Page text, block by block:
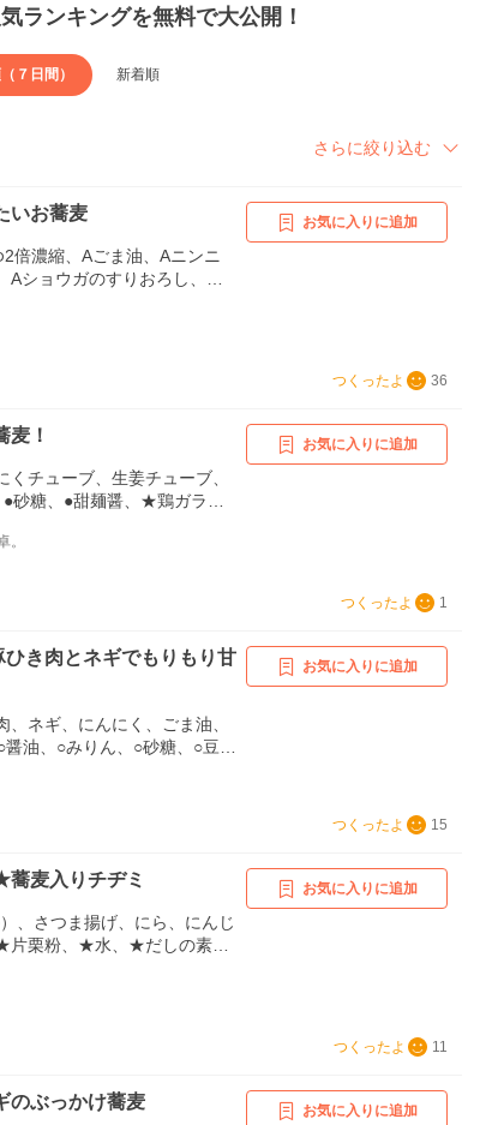
ランキングを無料で大公開！
７日間） 新着順
さらに絞り込む
いお蕎麦
倍濃縮、Aごま油、Aニンニ
Aショウガのすりおろし、温
お気に入りに追加
つくったよ 36
麦！
くチューブ、生姜チューブ、
砂糖、●甜麺醤、★鶏ガラス
整豆乳（なければ牛乳）、
。
お気に入りに追加
つくったよ 1
き肉とネギでもりもり甘
、ネギ、にんにく、ごま油、
油、○みりん、○砂糖、○豆板
お気に入りに追加
つくったよ 15
麦入りチヂミ
、さつま揚げ、にら、にんじ
片栗粉、★水、★だしの素
お気に入りに追加
つくったよ 11
のぶっかけ蕎麦 お気に入りに追加